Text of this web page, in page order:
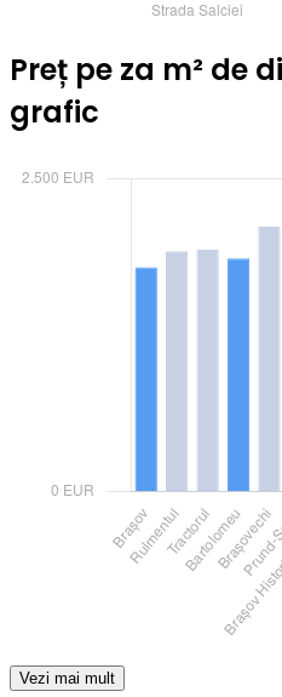
Preț pe za m² de
grafic
Vezi mai mult